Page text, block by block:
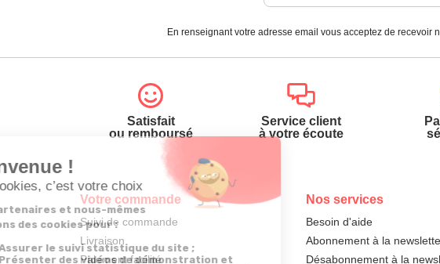
En renseignant votre adresse email vous acceptez de
Satisfait
ou remboursé
Service client
à votre écoute
Votre commande
Suivi de commande
Livraison
Paiement facilité
Nos services
Besoin d'aide
Abonnement à la
Désabonnement à la